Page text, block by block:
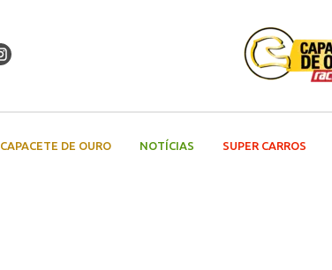
CAPACETE DE OURO NOTÍCIAS SUPER CARROS